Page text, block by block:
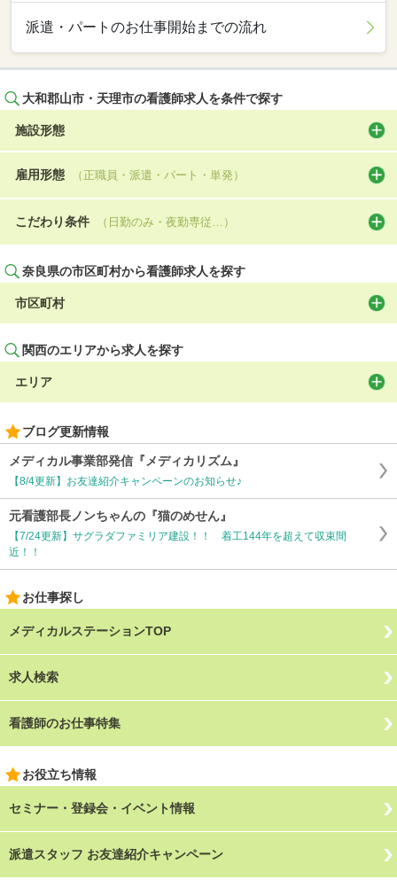
派遣・パートのお仕事開始までの流れ
大和郡山市・天理市の看護師求人を条件で探す
施設形態
雇用形態 （正職員・派遣・パート・単発）
こだわり条件 （日勤のみ・夜勤専従…）
奈良県の市区町村から看護師求人を探す
市区町村
関西のエリアから求人を探す
エリア
ブログ更新情報
メディカル事業部発信『メディカリズム』
【8/4更新】お友達紹介キャンペーンのお知らせ♪
元看護部長ノンちゃんの『猫のめせん』
【7/24更新】サグラダファミリア建設！！ 着工144年を超えて収束間
近！！
お仕事探し
メディカルステーションTOP
求人検索
看護師のお仕事特集
お役立ち情報
セミナー・登録会・イベント情報
派遣スタッフ お友達紹介キャンペーン